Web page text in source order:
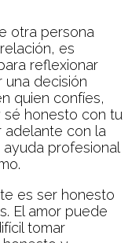
otra persona
es
reflexionar
una decisión
quien confíes,
sé honesto con tu
adelante con la
profesional
es ser honesto
El amor puede
tomar